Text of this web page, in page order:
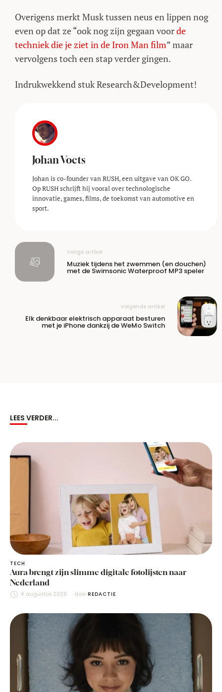
Overigens merkt Musk tussen neus en lippen nog
even op dat ze “ook nog zijn gegaan voorde
techniek die je ziet in de Iron Man film” maar
vervolgens toch een stap verder gingen.
Indrukwekkend stuk Research&Development!
Johan Voets
Johan is co-founder van RUSH, een uitgave van OK GO.
Op RUSH schrijft hij vooral over technologische
innovatie, games, films, de toekomst van automotive en
sport.
Vorige artikel
Muziek tijdens het zwemmen (en douchen)
met de Swimsonic Waterproof MP3 speler
Volgende artikel
Elk denkbaar elektrisch apparaat besturen
met je iPhone dankzij de WeMo Switch
LEES VERDER...
TECH
Aura brengt zijn slimme digitale fotolijsten naar
Nederland
4 augustus 2026 door REDACTIE